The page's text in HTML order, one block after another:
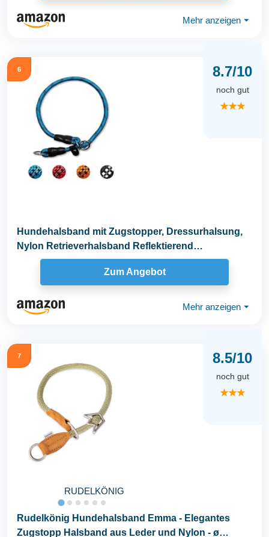
Mehr anzeigen ⏷
6 8.7/10
noch gut
★★★
Hundehalsband mit Zugstopper, Dressurhalsung,
Nylon Retrieverhalsband Reflektierend
Verstellbare...
Zum Angebot
Mehr anzeigen ⏷
7
RUDELKÖNIG
8.5/10
noch gut
★★★
Rudelkönig Hundehalsband Emma - Elegantes
Zugstopp Halsband aus Leder und Nylon - ø